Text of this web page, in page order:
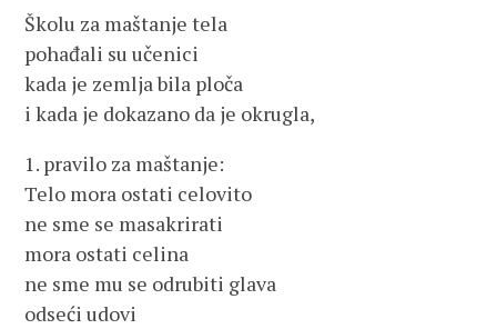
Školu za maštanje tela
pohađali su učenici
kada je zemlja bila ploča
i kada je dokazano da je okrugla,
1. pravilo za maštanje:
Telo mora ostati celovito
ne sme se masakrirati
mora ostati celina
ne sme mu se odrubiti glava
odseći udovi